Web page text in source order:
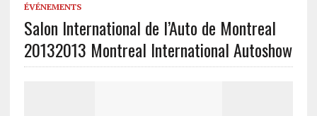
ÉVÉNEMENTS
Salon International de l’Auto de Montreal
20132013 Montreal International Autoshow